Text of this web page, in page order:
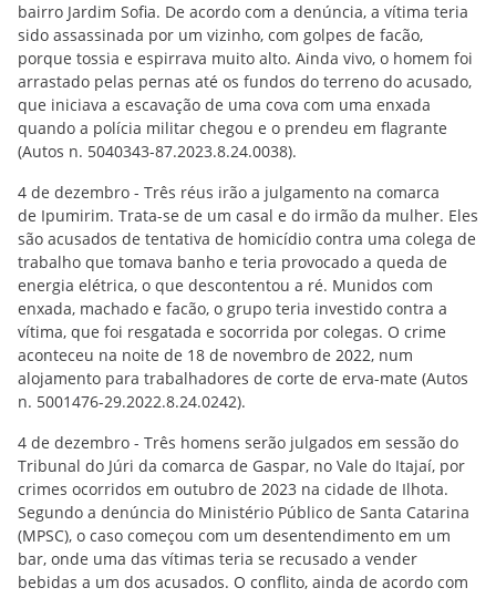
bairro Jardim Sofia. De acordo com a denúncia, a vítima teria
sido assassinada por um vizinho, com golpes de facão,
porque tossia e espirrava muito alto. Ainda vivo, o homem foi
arrastado pelas pernas até os fundos do terreno do acusado,
que iniciava a escavação de uma cova com uma enxada
quando a polícia militar chegou e o prendeu em flagrante
(Autos n. 5040343-87.2023.8.24.0038).
4 de dezembro - Três réus irão a julgamento na comarca
de Ipumirim. Trata-se de um casal e do irmão da mulher. Eles
são acusados de tentativa de homicídio contra uma colega de
trabalho que tomava banho e teria provocado a queda de
energia elétrica, o que descontentou a ré. Munidos com
enxada, machado e facão, o grupo teria investido contra a
vítima, que foi resgatada e socorrida por colegas. O crime
aconteceu na noite de 18 de novembro de 2022, num
alojamento para trabalhadores de corte de erva-mate (Autos
n. 5001476-29.2022.8.24.0242).
4 de dezembro - Três homens serão julgados em sessão do
Tribunal do Júri da comarca de Gaspar, no Vale do Itajaí, por
crimes ocorridos em outubro de 2023 na cidade de Ilhota.
Segundo a denúncia do Ministério Público de Santa Catarina
(MPSC), o caso começou com um desentendimento em um
bar, onde uma das vítimas teria se recusado a vender
bebidas a um dos acusados. O conflito, ainda de acordo com